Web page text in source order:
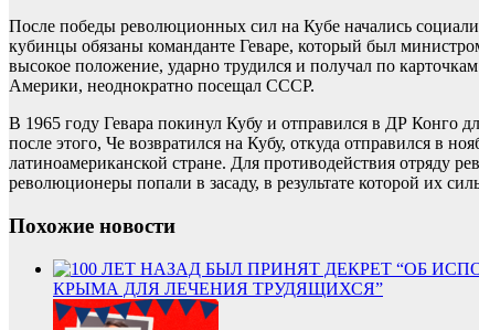
После победы революционных сил на Кубе начались
кубинцы обязаны команданте Геваре, который был
высокое положение, ударно трудился и получал по
Америки, неоднократно посещал СССР.
В 1965 году Гевара покинул Кубу и отправился в ДР Конго
после этого, Че возвратился на Кубу, откуда отправился в
латиноамериканской стране. Для противодействия отряду
революционеры попали в засаду, в результате которой их
Похожие новости
КРЫМА ДЛЯ ЛЕЧЕНИЯ ТРУДЯЩИХСЯ”